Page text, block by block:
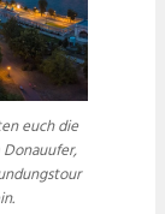
euch die